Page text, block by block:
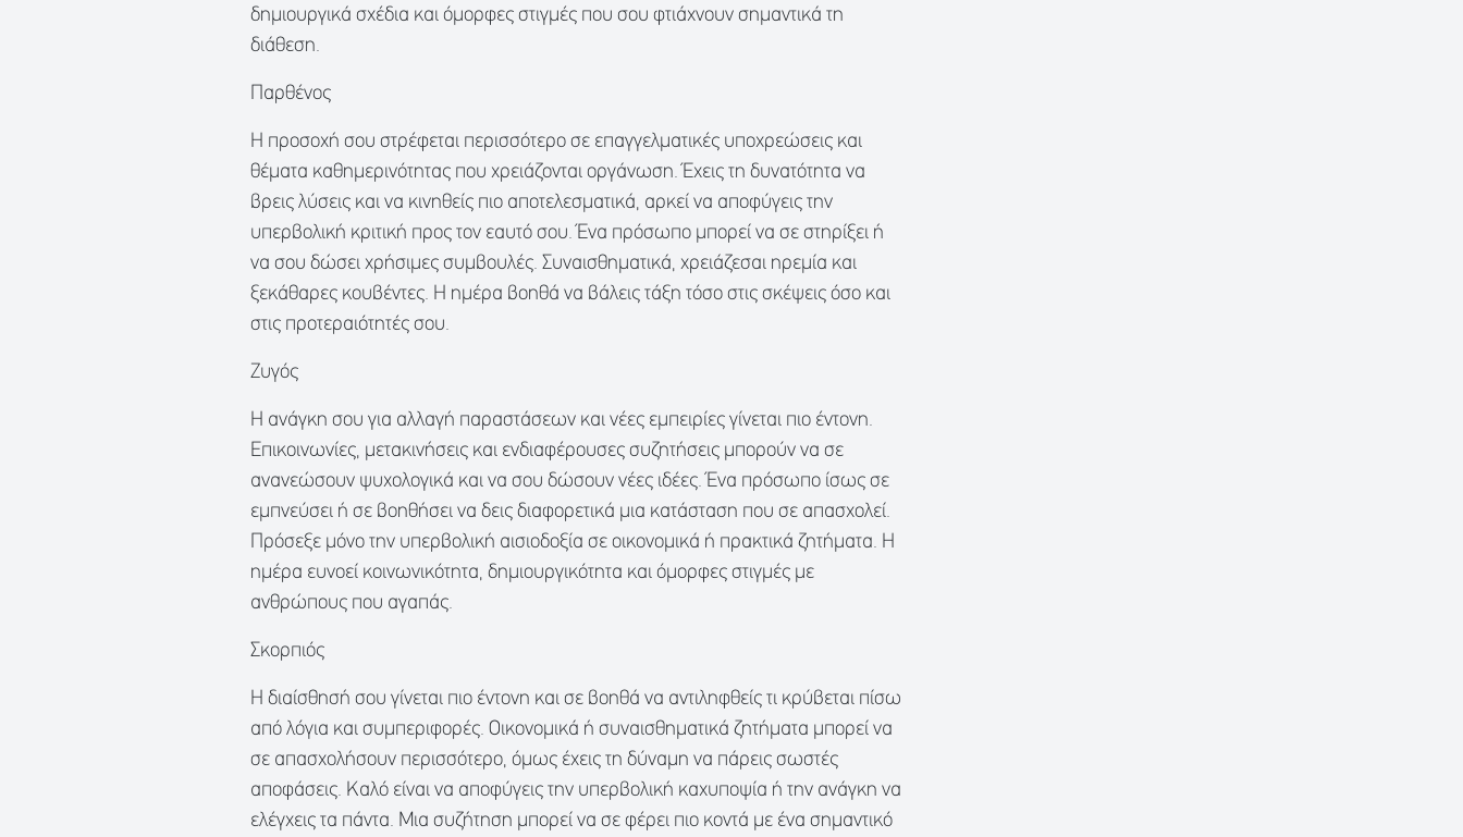
δημιουργικά σχέδια και όμορφες στιγμές που σου φτιάχνουν σημαντικά τη
διάθεση.
Παρθένος
Η προσοχή σου στρέφεται περισσότερο σε επαγγελματικές υποχρεώσεις και
θέματα καθημερινότητας που χρειάζονται οργάνωση. Έχεις τη δυνατότητα να
βρεις λύσεις και να κινηθείς πιο αποτελεσματικά, αρκεί να αποφύγεις την
υπερβολική κριτική προς τον εαυτό σου. Ένα πρόσωπο μπορεί να σε στηρίξει ή
να σου δώσει χρήσιμες συμβουλές. Συναισθηματικά, χρειάζεσαι ηρεμία και
ξεκάθαρες κουβέντες. Η ημέρα βοηθά να βάλεις τάξη τόσο στις σκέψεις όσο και
στις προτεραιότητές σου.
Ζυγός
Η ανάγκη σου για αλλαγή παραστάσεων και νέες εμπειρίες γίνεται πιο έντονη.
Επικοινωνίες, μετακινήσεις και ενδιαφέρουσες συζητήσεις μπορούν να σε
ανανεώσουν ψυχολογικά και να σου δώσουν νέες ιδέες. Ένα πρόσωπο ίσως σε
εμπνεύσει ή σε βοηθήσει να δεις διαφορετικά μια κατάσταση που σε απασχολεί.
Πρόσεξε μόνο την υπερβολική αισιοδοξία σε οικονομικά ή πρακτικά ζητήματα. Η
ημέρα ευνοεί κοινωνικότητα, δημιουργικότητα και όμορφες στιγμές με
ανθρώπους που αγαπάς.
Σκορπιός
Η διαίσθησή σου γίνεται πιο έντονη και σε βοηθά να αντιληφθείς τι κρύβεται πίσω
από λόγια και συμπεριφορές. Οικονομικά ή συναισθηματικά ζητήματα μπορεί να
σε απασχολήσουν περισσότερο, όμως έχεις τη δύναμη να πάρεις σωστές
αποφάσεις. Καλό είναι να αποφύγεις την υπερβολική καχυποψία ή την ανάγκη να
ελέγχεις τα πάντα. Μια συζήτηση μπορεί να σε φέρει πιο κοντά με ένα σημαντικό